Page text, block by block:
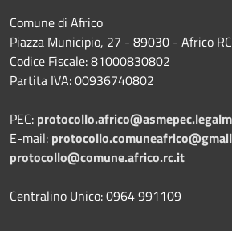
Comune di Africo
Piazza Municipio, 27 - 89030 - Africo RC
Codice Fiscale: 81000830802
Partita IVA: 00936740802
PEC:
E-mail:
protocollo@comune.africo.rc.it
Centralino Unico: 0964 991109